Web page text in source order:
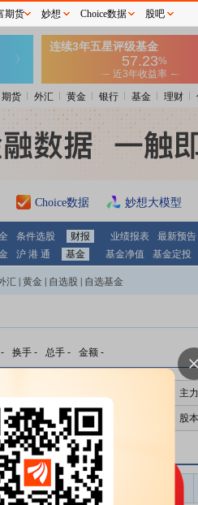
期货 外汇 黄金 银行 基金 理财
Choice数据 妙想大模型
条件选股 财报 业绩报表 最新预告
沪 港 通 基金 基金净值 基金定投
汇 黄金 自选股 自选基金
- 换手 - 总手 - 金额 -
主
股东大会 股
盈利预测
东财
评级
期货 妙想 Choice数据 股吧